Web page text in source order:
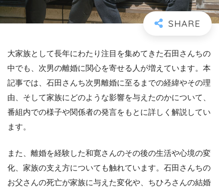
大家族として長年にわたり注目を集めてきた石田さんちの
中でも、次男の離婚に関心を寄せる人が増えています。本
記事では、石田さんち次男離婚に至るまでの経緯やその理
由、そして家族にどのような影響を与えたのかについて、
番組内での様子や関係者の発言をもとに詳しく解説してい
ます。
また、離婚を経験した和寛さんのその後の生活や心境の変
化、家族の支え方についても触れています。石田さんちの
お父さんの死亡が家族に与えた変化や、ちひろさんの結婚